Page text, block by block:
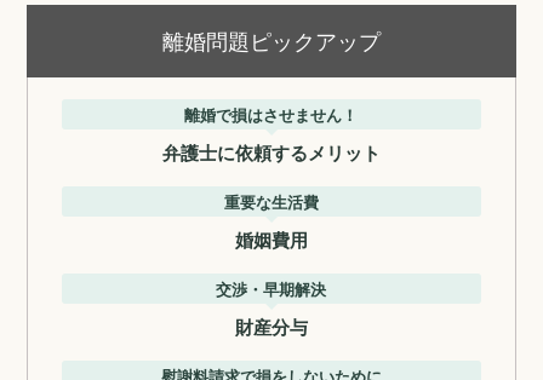
離婚問題ピックアップ
離婚で損はさせません！
弁護士に依頼するメリット
重要な生活費
婚姻費用
交渉・早期解決
財産分与